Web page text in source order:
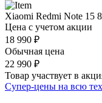
Xiaomi Redmi Note 15
Цена с учетом акции
18 990 ₽
Обычная цена
22 990 ₽
Товар участвует в
Супер-цены на всю